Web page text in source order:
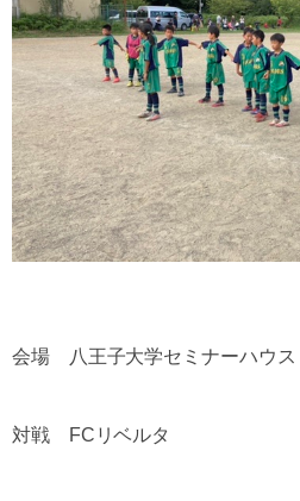
会場 八王子大学セミナーハウス
対戦 FCリベルタ